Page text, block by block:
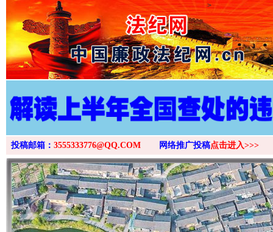
>
投稿邮箱： 3555333776@QQ.COM 网络推广投稿点击进入>>>